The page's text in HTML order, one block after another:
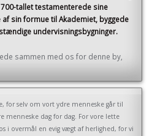
tallet testamenterede sine
sin formue til Akademiet, byggede
undervisningsbygninger.
sammen med os for denne by,
for selv om vort ydre menneske går til
menneske dag for dag. For vore lette
i overmål en evig vægt af herlighed, for vi